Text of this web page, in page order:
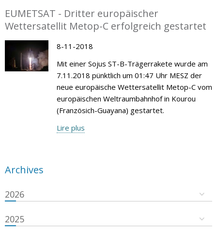
EUMETSAT - Dritter europäischer
Wettersatellit Metop-C erfolgreich gestartet
8-11-2018
Mit einer Sojus ST-B-Trägerrakete wurde am
7.11.2018 pünktlich um 01:47 Uhr MESZ der
neue europäische Wettersatellit Metop-C vom
europäischen Weltraumbahnhof in Kourou
(Französich-Guayana) gestartet.
Lire plus
Archives
2026
2025